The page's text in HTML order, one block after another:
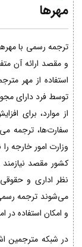
مهرها
ترجمه رسمی با
و مقصد ارائه آن
استفاده از مهر
توسط فرد دارای
از موارد، برای
سفارت‌ها، ترجمه
وزارت امور خارجه
کشور مقصد
نظر اداری و
می‌شوند ترجمه رسمی
و امکان استفاده در
در شبکه مترجمین